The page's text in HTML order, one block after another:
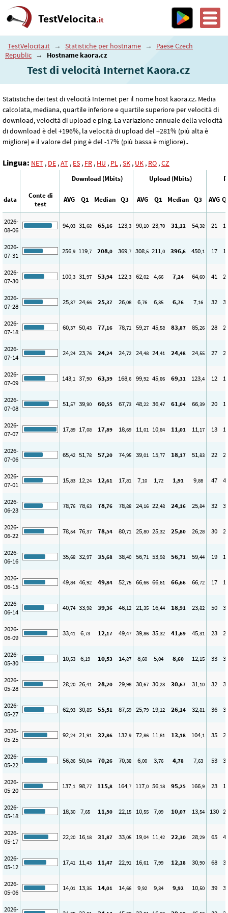
TestVelocita.it
TestVelocita.it → Statistiche per hostname →
Paese Czech
Republic → Hostname kaora.cz
Test di velocità Internet Kaora.cz
Statistiche dei test di velocità Internet per il nome host kaora.cz. Media
calcolata, mediana, quartile inferiore e quartile superiore per velocità di
download, velocità di upload e ping. La variazione annuale della velocità
di download è del +196%, la velocità di upload del +281% (più alta è
migliore) e il valore del ping è del -17% (più bassa è migliore)..
Lingua: NET , DE ,AT , ES , FR , HU , PL ,SK , UK , RO ,CZ
Download (Mbits) Upload (Mbits)
data
Conte di
test
AVG Q1 Median Q3 AVG Q1 Median Q3 AVG
2026-
08-06
94,03 31,68 65,16 123,3 90,10 23,70 31,12 54,38 21
2026-
07-31
256,9 119,7 208,0 369,7 308,5 211,0 396,6 450,1 17
2026-
07-30
100,3 31,97 53,94 122,3 62,02 4,66 7,24 64,60 41
2026-
07-28
25,37 24,66 25,37 26,08 6,76 6,35 6,76 7,16 32
2026-
07-18
60,37 50,43 77,16 78,71 59,27 45,58 83,87 85,26 28
2026-
07-14
24,24 23,76 24,24 24,72 24,48 24,41 24,48 24,55 27
2026-
07-09
143,1 37,90 63,39 168,6 99,92 45,86 69,31 123,4 12
2026-
07-08
51,57 39,90 60,55 67,73 48,22 36,47 61,04 66,39 20
2026-
07-07
17,89 17,08 17,89 18,69 11,01 10,84 11,01 11,17 13
2026-
07-06
65,42 51,78 57,20 74,95 39,01 15,77 18,17 51,83 22
2026-
07-01
15,83 12,24 12,61 17,81 7,10 1,72 1,91 9,88 47
2026-
06-23
78,76 78,63 78,76 78,88 24,16 22,48 24,16 25,84 32
2026-
06-22
78,54 76,37 78,54 80,71 25,80 25,32 25,80 26,28 30
2026-
06-16
35,68 32,97 35,68 38,40 56,71 53,98 56,71 59,44 19
2026-
06-15
49,84 46,92 49,84 52,75 66,66 66,61 66,66 66,72 17
2026-
06-14
40,74 33,98 39,36 46,12 21,35 16,44 18,91 23,82 50
2026-
06-09
33,41 6,73 12,17 49,47 39,86 35,32 41,69 45,31 23
2026-
05-30
10,53 6,19 10,53 14,87 8,60 5,04 8,60 12,15 33
2026-
05-28
28,20 26,41 28,20 29,98 30,67 30,23 30,67 31,10 32
2026-
05-27
62,93 30,85 55,51 87,59 25,79 19,12 26,14 32,81 36
2026-
05-25
92,24 21,91 32,86 132,9 72,86 11,81 13,18 104,1 35
2026-
05-22
56,86 50,04 70,26 70,38 6,00 3,76 4,78 7,63 53
2026-
05-20
137,1 98,77 115,8 164,7 117,0 56,18 95,25 166,9 23
2026-
05-18
18,30 7,65 11,50 22,15 10,55 7,09 10,07 13,54 130
2026-
05-17
22,20 16,18 31,87 33,05 19,04 11,42 22,30 28,29 65
2026-
05-12
17,41 11,43 11,47 22,91 16,61 7,99 12,18 30,90 68
2026-
05-06
14,01 13,35 14,01 14,66 9,92 9,34 9,92 10,50 39
2026-